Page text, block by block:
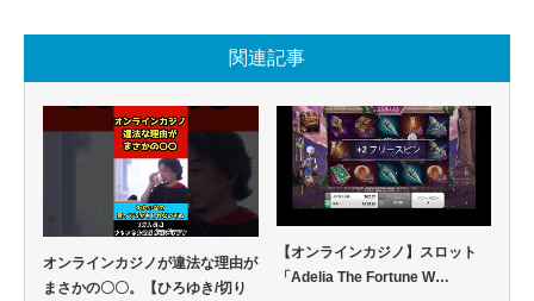
関連記事
オンラインカジノが違法な理由が
まさかの〇〇。【ひろゆき/切り
【オンラインカジノ】スロット
「Adelia The Fortune W…